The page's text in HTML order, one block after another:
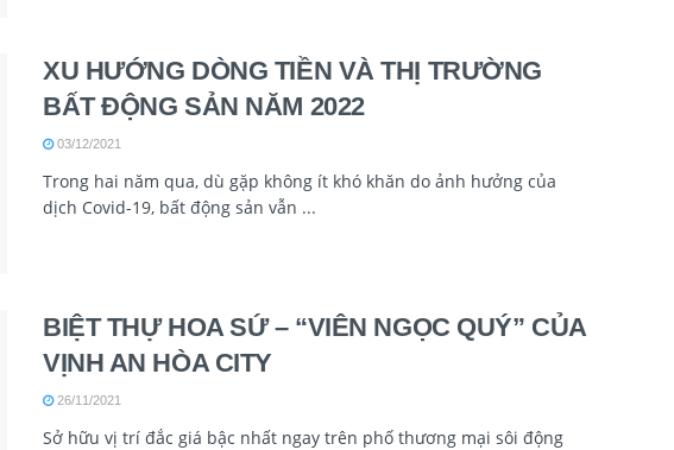
XU HƯỚNG DÒNG TIỀN VÀ THỊ TRƯỜNG
BẤT ĐỘNG SẢN NĂM 2022
03/12/2021
Trong hai năm qua, dù gặp không ít khó khăn do ảnh hưởng của
dịch Covid-19, bất động sản vẫn ...
BIỆT THỰ HOA SỨ – “VIÊN NGỌC QUÝ” CỦA
VỊNH AN HÒA CITY
26/11/2021
Sở hữu vị trí đắc giá bậc nhất ngay trên phố thương mại sôi động